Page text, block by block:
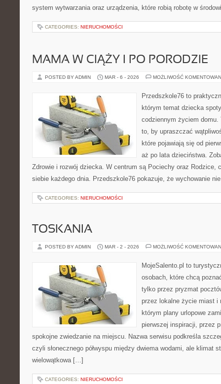
system wytwarzania oraz urządzenia, które robią robotę w
CATEGORIES: NIERUCHOMOŚCI
MAMA W CIĄŻY I PO PORODZIE
POSTED BY ADMIN MAR - 6 - 2026 MOŻLIWOŚĆ
Przedszkole76 to
którym temat dziecka
codziennym życiem domu.
to, by upraszczać
które pojawiają się od
aż po lata dzieciństwa.
Zdrowie i rozwój dziecka. W centrum są Pociechy oraz Rodzice,
siebie każdego dnia. Przedszkole76 pokazuje, że wychowanie
CATEGORIES: NIERUCHOMOŚCI
TOSKANIA
POSTED BY ADMIN MAR - 2 - 2026 MOŻLIWOŚĆ
MojeSalento.pl to
osobach, które chcą
tylko przez pryzmat
przez lokalne życie miast i
którym plany urlopowe
pierwszej inspiracji, przez
spokojne zwiedzanie na miejscu. Nazwa serwisu podkreśla
czyli słonecznego półwyspu między dwiema wodami, ale klimat
wielowątkowa […]
CATEGORIES: NIERUCHOMOŚCI